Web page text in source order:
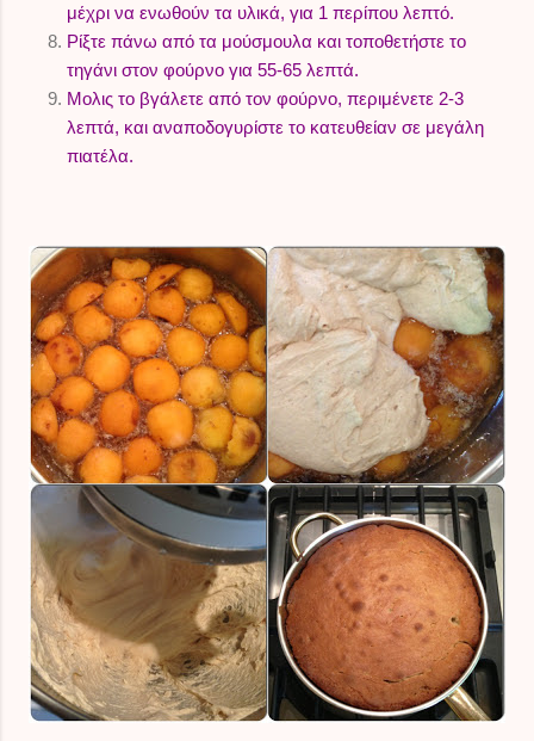
μέχρι να ενωθούν τα υλικά, για 1 περίπου λεπτό.
Ρίξτε πάνω από τα μούσμουλα και τοποθετήστε το
τηγάνι στον φούρνο για 55-65 λεπτά.
Μολις το βγάλετε από τον φούρνο, περιμένετε 2-3
λεπτά, και αναποδογυρίστε το κατευθείαν σε μεγάλη
πιατέλα.